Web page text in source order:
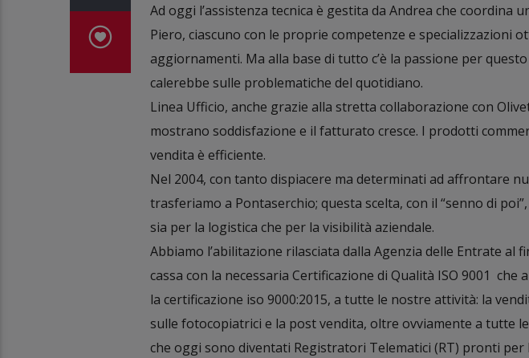
Ad oggi l’assistenza tecnica è gestita da Andrea che coordina
Piero, ciascuno con le proprie competenze e specializzazioni
aggiornamenti. Ma alla base di tutto c’è la passione per
calerebbe sulle problematiche del quotidiano.
Linea Ufficio, anche grazie alla stretta collaborazione con
mostrano soddisfazione e il fatturato cresce. I prodotti
vendita è efficiente.
Nel 2004, con tanto dispiacere ma determinati ad affrontare
trasferiamo a Pontaserchio; questa scelta, con il “senno di
sia per la logistica che per la visibilità aziendale.
Abbiamo l’abilitazione rilasciata dalla Agenzia delle Entrate
cassa con la necessaria Certificazione di Qualità ISO 9001
la certificazione iso 9000:2015, a tutte le nostre attività: la
sulle fotocopiatrici e la post vendita, oltre ovviamente a tutte
che oggi sono diventati Registratori Telematici (RT) pronti per